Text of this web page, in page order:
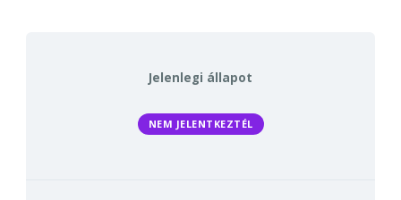
Jelenlegi állapot
NEM JELENTKEZTÉL